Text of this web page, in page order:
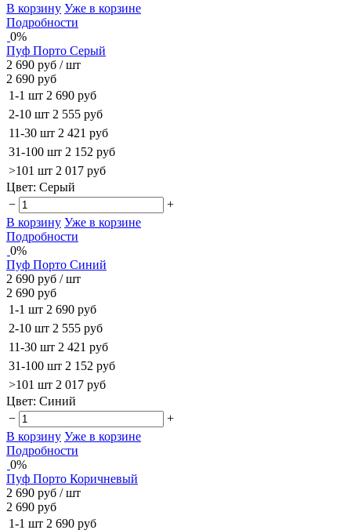
В корзину Уже в корзине
Подробности
0%
Пуф Порто Серый
2 690 руб / шт
2 690 руб
1-1 шт 2 690 руб
2-10 шт 2 555 руб
11-30 шт 2 421 руб
31-100 шт 2 152 руб
>101 шт 2 017 руб
Цвет: Серый
−
+
В корзину Уже в корзине
Подробности
0%
Пуф Порто Синий
2 690 руб / шт
2 690 руб
1-1 шт 2 690 руб
2-10 шт 2 555 руб
11-30 шт 2 421 руб
31-100 шт 2 152 руб
>101 шт 2 017 руб
Цвет: Синий
−
+
В корзину Уже в корзине
Подробности
0%
Пуф Порто Коричневый
2 690 руб / шт
2 690 руб
1-1 шт 2 690 руб